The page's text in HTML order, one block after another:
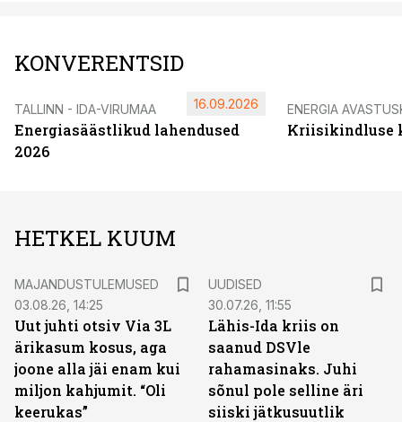
KONVERENTSID
TALLINN - IDA-VIRUMAA
Energiasäästlikud lahendused
2026
16.09.2026 ENERGIA
Kriisikindluse
HETKEL KUUM
MAJANDUSTULEMUSED
03.08.26, 14:25
Uut juhti otsiv Via 3L
ärikasum kosus, aga
joone alla jäi enam kui
miljon kahjumit. “Oli
keerukas”
UUDISED
30.07.26, 11:55
Lähis-Ida kriis on
saanud DSVle
rahamasinaks. Juhi
sõnul pole selline äri
siiski jätkusuutlik